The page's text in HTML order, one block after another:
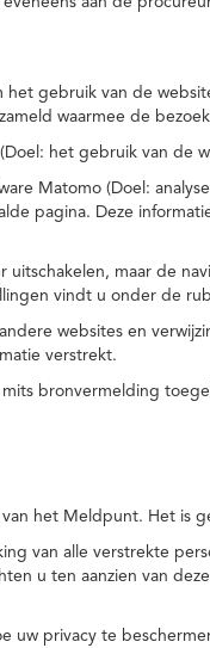
gebruik van de
waarmee de
het gebruik van de
Matomo (Doel:
pagina. Deze
maar de
vindt u onder de
websites en
verstrekt.
bronvermelding
het Meldpunt. Het is
van alle verstrekte
u ten aanzien van
uw privacy te